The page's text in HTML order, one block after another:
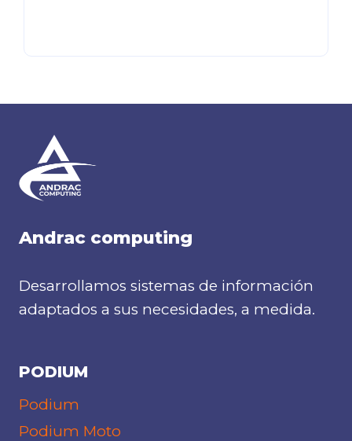
Andrac computing
Desarrollamos sistemas de información
adaptados a sus necesidades, a medida.
PODIUM
Podium
Podium Moto